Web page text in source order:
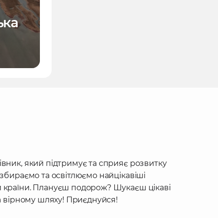
який підтримує та сприяє розвитку
та освітлюємо найцікавіші
країни. Плануєш подорож? Шукаєш цікаві
вірному шляху! Приєднуйся!